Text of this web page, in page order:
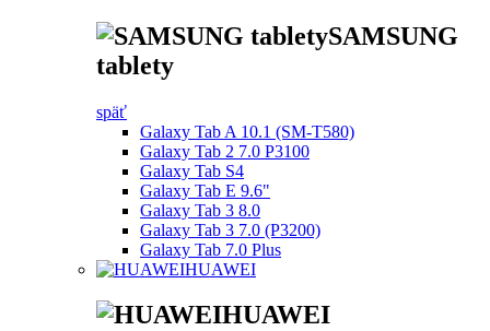
SAMSUNG
tablety
späť
Galaxy Tab A 10.1 (SM-T580)
Galaxy Tab 2 7.0 P3100
Galaxy Tab S4
Galaxy Tab E 9.6"
Galaxy Tab 3 8.0
Galaxy Tab 3 7.0 (P3200)
Galaxy Tab 7.0 Plus
HUAWEI
HUAWEI